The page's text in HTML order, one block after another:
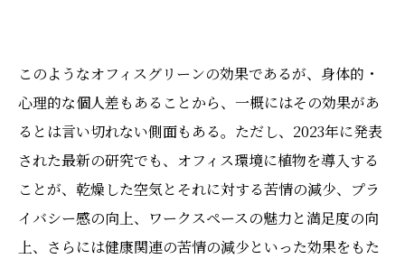
このようなオフィスグリーンの効果であるが、身体的・
心理的な個人差もあることから、一概にはその効果があ
るとは言い切れない側面もある。ただし、2023年に発表
された最新の研究でも、オフィス環境に植物を導入する
ことが、乾燥した空気とそれに対する苦情の減少、プラ
イバシー感の向上、ワークスペースの魅力と満足度の向
上、さらには健康関連の苦情の減少といった効果をもた